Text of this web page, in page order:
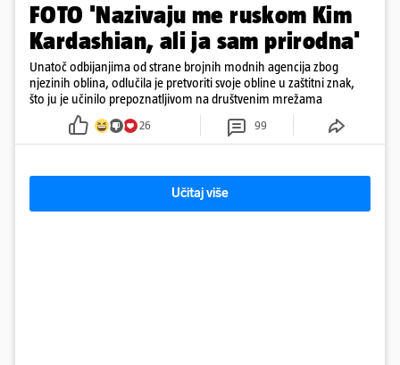
FOTO 'Nazivaju me ruskom Kim
Kardashian, ali ja sam prirodna'
Unatoč odbijanjima od strane brojnih modnih agencija zbog
njezinih oblina, odlučila je pretvoriti svoje obline u zaštitni znak,
što ju je učinilo prepoznatljivom na društvenim mrežama
26 99
Učitaj više